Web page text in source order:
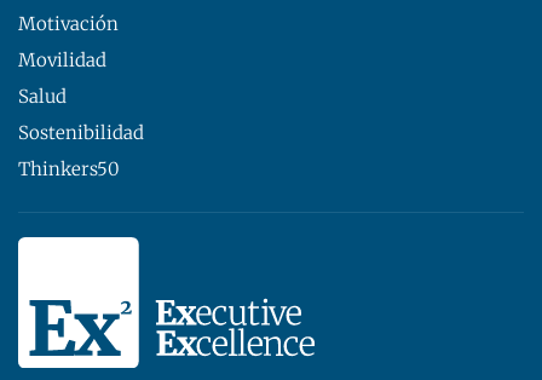
Motivación
Movilidad
Salud
Sostenibilidad
Thinkers50